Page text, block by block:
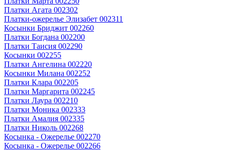
Платки Агата 002302
Платки-ожерелье Элизабет 002311
Косынки Бриджит 002260
Платки Богдана 002200
Платки Таисия 002290
Косынки 002255
Платки Ангелина 002220
Косынки Милана 002252
Платки Клара 002205
Платки Маргарита 002245
Платки Лаура 002210
Платки Моника 002333
Платки Амалия 002335
Платки Николь 002268
Косынка - Ожерелье 002270
Косынка - Ожерелье 002266